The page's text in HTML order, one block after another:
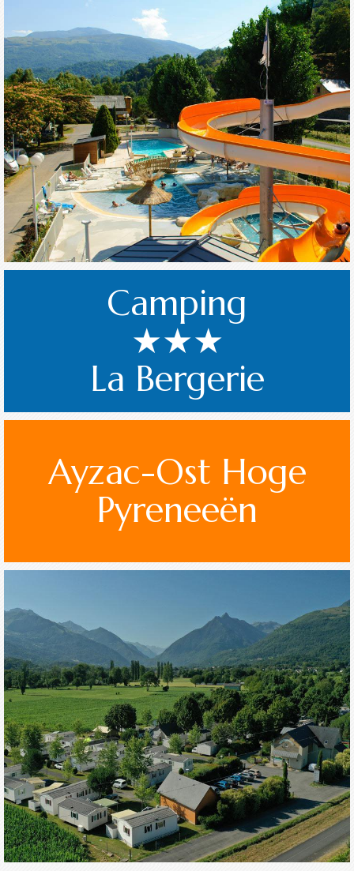
Camping
★★★
La Bergerie
Ayzac-Ost Hoge
Pyreneeën